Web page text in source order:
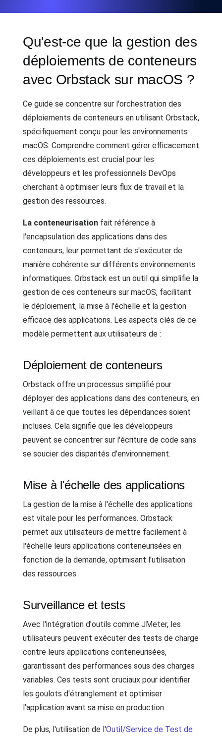
Qu'est-ce que la gestion des
déploiements de conteneurs
avec Orbstack sur macOS ?
Ce guide se concentre sur l'orchestration des
déploiements de conteneurs en utilisant Orbstack,
spécifiquement conçu pour les environnements
macOS. Comprendre comment gérer efficacement
ces déploiements est crucial pour les
développeurs et les professionnels DevOps
cherchant à optimiser leurs flux de travail et la
gestion des ressources.
La conteneurisation fait référence à
l'encapsulation des applications dans des
conteneurs, leur permettant de s'exécuter de
manière cohérente sur différents environnements
informatiques. Orbstack est un outil qui simplifie la
gestion de ces conteneurs sur macOS, facilitant
le déploiement, la mise à l'échelle et la gestion
efficace des applications. Les aspects clés de ce
modèle permettent aux utilisateurs de :
Déploiement de conteneurs
Orbstack offre un processus simplifié pour
déployer des applications dans des conteneurs, en
veillant à ce que toutes les dépendances soient
incluses. Cela signifie que les développeurs
peuvent se concentrer sur l'écriture de code sans
se soucier des disparités d'environnement.
Mise à l'échelle des applications
La gestion de la mise à l'échelle des applications
est vitale pour les performances. Orbstack
permet aux utilisateurs de mettre facilement à
l'échelle leurs applications conteneurisées en
fonction de la demande, optimisant l'utilisation
des ressources.
Surveillance et tests
Avec l'intégration d'outils comme JMeter, les
utilisateurs peuvent exécuter des tests de charge
contre leurs applications conteneurisées,
garantissant des performances sous des charges
variables. Ces tests sont cruciaux pour identifier
les goulots d'étranglement et optimiser
l'application avant sa mise en production.
De plus, l'utilisation de l'Outil/Service de Test de